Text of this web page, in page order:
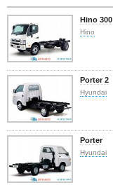
Hino 300
Hino
Porter 2
Hyundai
Porter
Hyundai